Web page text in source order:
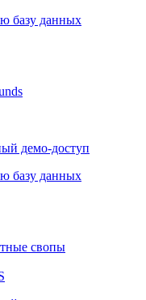
базу данных
демо-доступ
базу данных
свопы